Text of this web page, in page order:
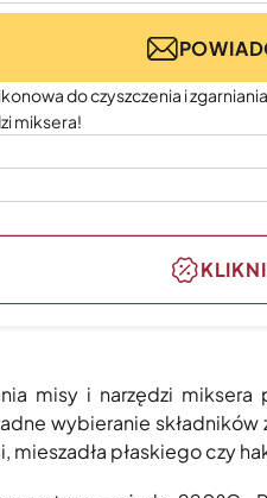
do czyszczenia i
miksera!
misy i narzędzi miksera
wybieranie składników
mieszadła płaskiego czy